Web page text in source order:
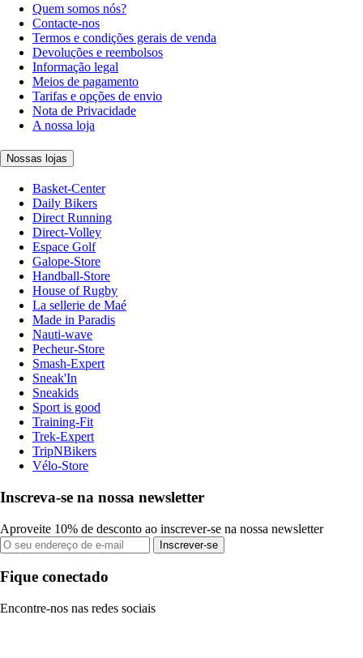
Quem somos nós?
Contacte-nos
Termos e condições gerais de venda
Devoluções e reembolsos
Informação legal
Meios de pagamento
Tarifas e opções de envio
Nota de Privacidade
A nossa loja
Nossas lojas
Basket-Center
Daily Bikers
Direct Running
Direct-Volley
Espace Golf
Galope-Store
Handball-Store
House of Rugby
La sellerie de Maé
Made in Paradis
Nauti-wave
Pecheur-Store
Smash-Expert
Sneak'In
Sneakids
Sport is good
Training-Fit
Trek-Expert
TripNBikers
Vélo-Store
Inscreva-se na nossa newsletter
Aproveite 10% de desconto ao inscrever-se na nossa newsletter
Inscrever-se
Fique conectado
Encontre-nos nas redes sociais